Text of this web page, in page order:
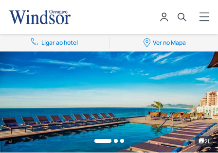
Ligar ao hotel Ver no Mapa
21